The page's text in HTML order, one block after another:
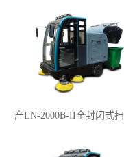
产LN-2000B-II全封闭式